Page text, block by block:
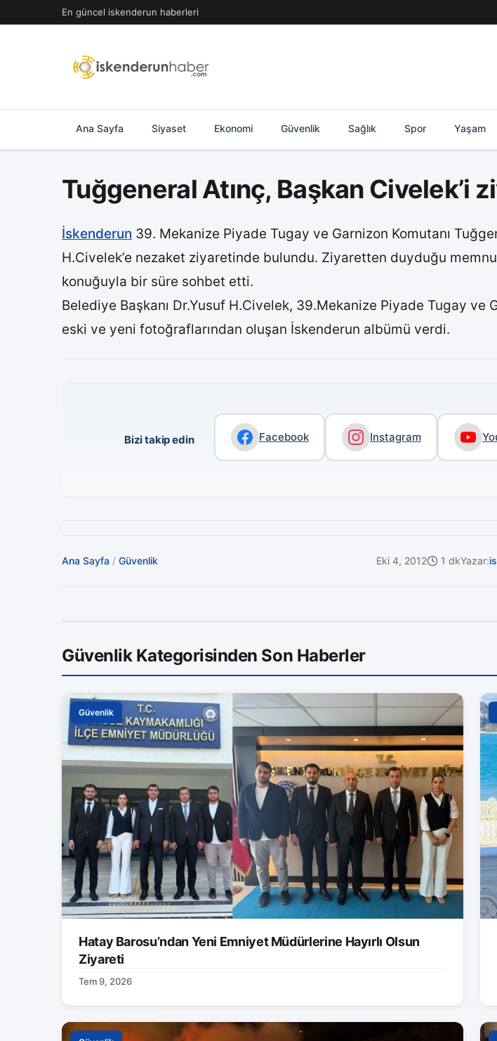
geç
En güncel iskenderun haberleri
Ana Sayfa Siyaset Ekonomi Güvenlik Sağlık Spor Yaşam
Tuğgeneral Atınç, Başkan Civelek’i
İskenderun 39. Mekanize Piyade Tugay ve Garnizon Komutanı
H.Civelek’e nezaket ziyaretinde bulundu. Ziyaretten duyduğu
konuğuyla bir süre sohbet etti.
Belediye Başkanı Dr.Yusuf H.Civelek, 39.Mekanize Piyade Tugay ve
eski ve yeni fotoğraflarından oluşan İskenderun albümü verdi.
Bizi takip edin Facebook Instagram
Ana Sayfa / Güvenlik Eki 4, 2012 1 dkYazar:
Güvenlik Kategorisinden Son Haberler
Güvenlik
Hatay Barosu’ndan Yeni Emniyet Müdürlerine Hayırlı Olsun
Ziyareti
Tem 9, 2026